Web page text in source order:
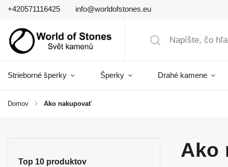
+420571116425 info@worldofstones.eu
Strieborné šperky Šperky Drahé kamene
Domov / Ako nakupovať
Top 10 produktov
Ako